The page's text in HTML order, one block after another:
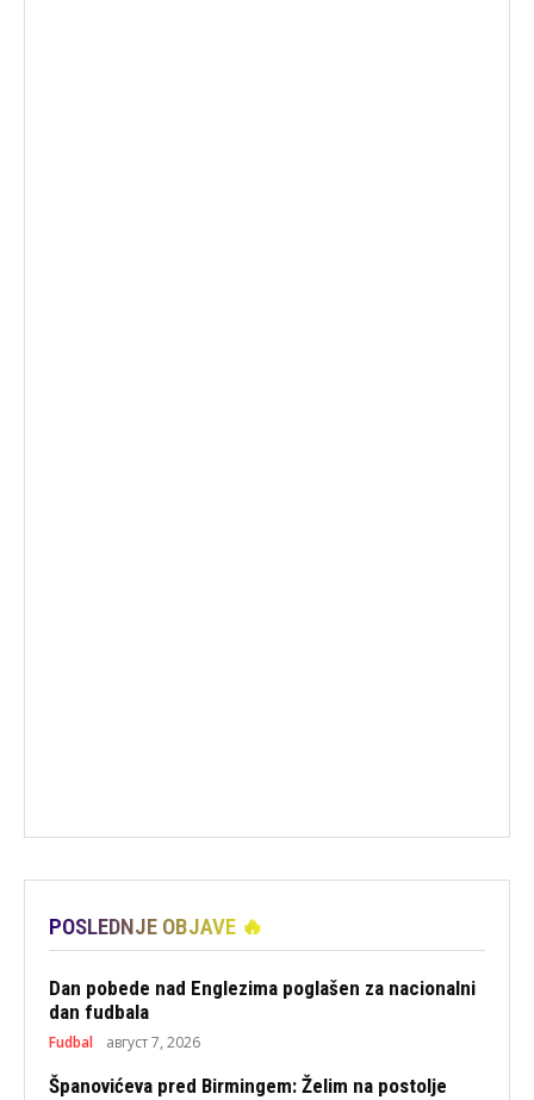
POSLEDNJE OBJAVE 🔥
Dan pobede nad Englezima poglašen za nacionalni
dan fudbala
Fudbal август 7, 2026
Španovićeva pred Birmingem: Želim na postolje